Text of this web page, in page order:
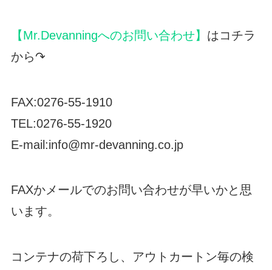
【Mr.Devanningへのお問い合わせ】 はコチラ
から↷
FAX:0276-55-1910
TEL:0276-55-1920
E-mail:info@mr-devanning.co.jp
FAXかメールでのお問い合わせが早いかと思
います。
コンテナの荷下ろし、アウトカートン毎の検